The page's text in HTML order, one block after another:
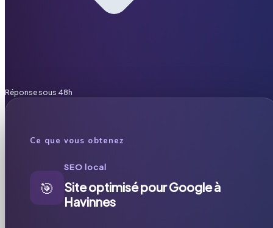
Réponse sous 48h
Ce que vous obtenez
🎯
SEO local
Site optimisé pour Google à
Havinnes